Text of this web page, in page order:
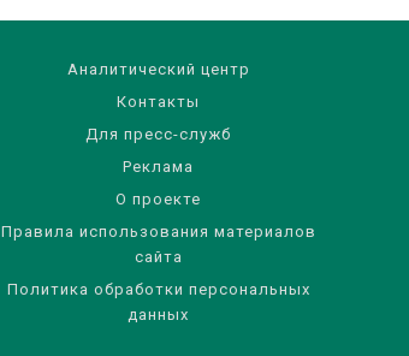
Аналитический центр
Контакты
Для пресс-служб
Реклама
О проекте
Правила использования материалов
сайта
Политика обработки персональных
данных